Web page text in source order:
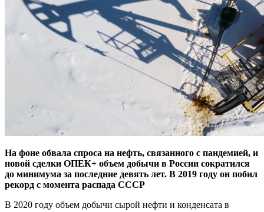
На фоне обвала спроса на нефть, связанного с пандемией, и
новой сделки ОПЕК+ объем добычи в России сократился
до минимума за последние девять лет. В 2019 году он побил
рекорд с момента распада СССР
В 2020 году объем добычи сырой нефти и конденсата в